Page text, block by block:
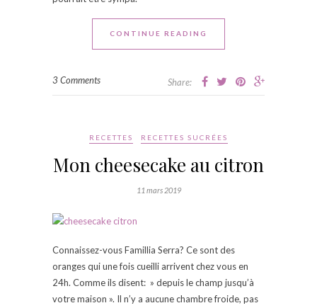
CONTINUE READING
3 Comments Share:
RECETTES RECETTES SUCRÉES
Mon cheesecake au citron
11 mars 2019
Connaissez-vous Famillia Serra? Ce sont des
oranges qui une fois cueilli arrivent chez vous en
24h. Comme ils disent: » depuis le champ jusqu’à
votre maison ». Il n’y a aucune chambre froide, pas